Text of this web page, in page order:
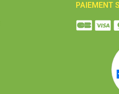
PAIEMENT